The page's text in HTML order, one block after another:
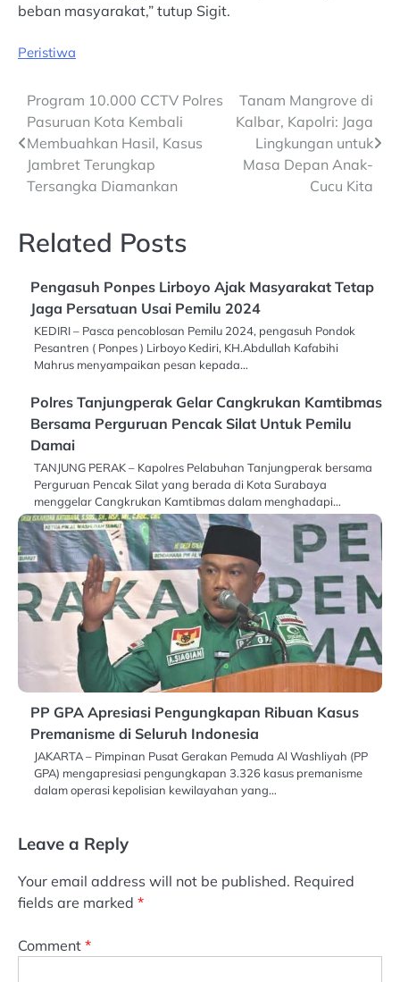
beban masyarakat,” tutup Sigit.
Peristiwa
Post
navigation
Program 10.000 CCTV Polres
Pasuruan Kota Kembali
Membuahkan Hasil, Kasus
Jambret Terungkap
Tersangka Diamankan
Tanam Mangrove di
Kalbar, Kapolri: Jaga
Lingkungan untuk
Masa Depan Anak-
Cucu Kita
Related Posts
Pengasuh Ponpes Lirboyo Ajak Masyarakat Tetap
Jaga Persatuan Usai Pemilu 2024
KEDIRI – Pasca pencoblosan Pemilu 2024, pengasuh Pondok
Pesantren ( Ponpes ) Lirboyo Kediri, KH.Abdullah Kafabihi
Mahrus menyampaikan pesan kepada…
Polres Tanjungperak Gelar Cangkrukan Kamtibmas
Bersama Perguruan Pencak Silat Untuk Pemilu
Damai
TANJUNG PERAK – Kapolres Pelabuhan Tanjungperak bersama
Perguruan Pencak Silat yang berada di Kota Surabaya
menggelar Cangkrukan Kamtibmas dalam menghadapi…
PP GPA Apresiasi Pengungkapan Ribuan Kasus
Premanisme di Seluruh Indonesia
JAKARTA – Pimpinan Pusat Gerakan Pemuda Al Washliyah (PP
GPA) mengapresiasi pengungkapan 3.326 kasus premanisme
dalam operasi kepolisian kewilayahan yang…
Leave a Reply
Your email address will not be published. Required
fields are marked *
Comment *